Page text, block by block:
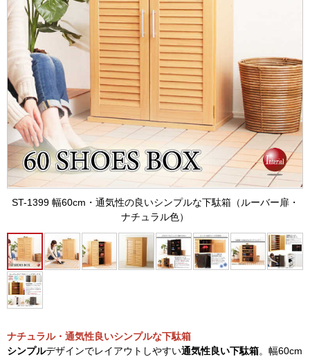
ST-1399 幅60cm・通気性の良いシンプルな下駄箱（ルーバー扉・
ナチュラル色）
ナチュラル・通気性良いシンプルな下駄箱
シンプルデザインでレイアウトしやすい通気性良い下駄箱。幅60cm